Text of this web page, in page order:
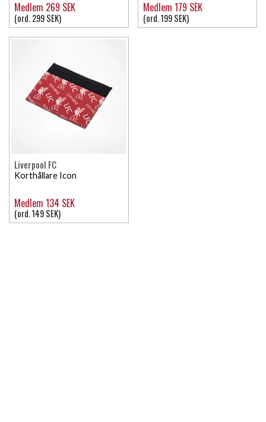
Medlem 269 SEK
(ord. 299 SEK)
Medlem 179 SEK
(ord. 199 SEK)
Liverpool FC
Korthållare Icon
Medlem 134 SEK
(ord. 149 SEK)